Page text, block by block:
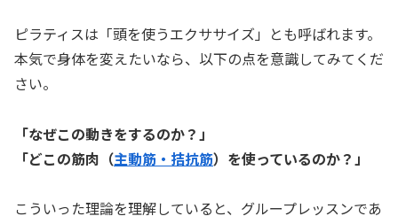
ピラティスは「頭を使うエクササイズ」とも呼ばれます。
本気で身体を変えたいなら、以下の点を意識してみてくだ
さい。
「なぜこの動きをするのか？」
「どこの筋肉（主動筋・拮抗筋）を使っているのか？」
こういった理論を理解していると、グループレッスンであ